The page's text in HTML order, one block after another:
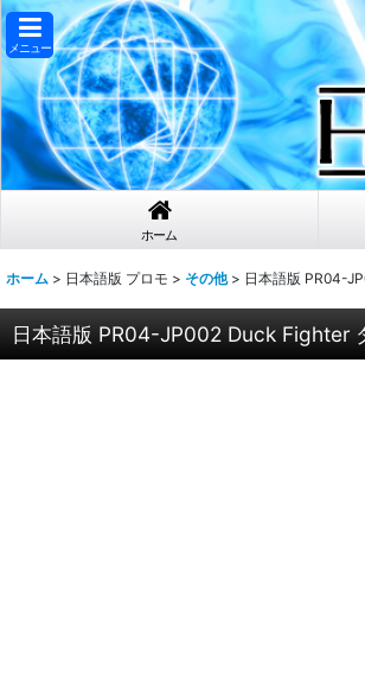
メニュー
ホーム
ホーム > 日本語版 プロモ > その他 > 日本語版 PR04-
日本語版 PR04-JP002 Duck Fighter